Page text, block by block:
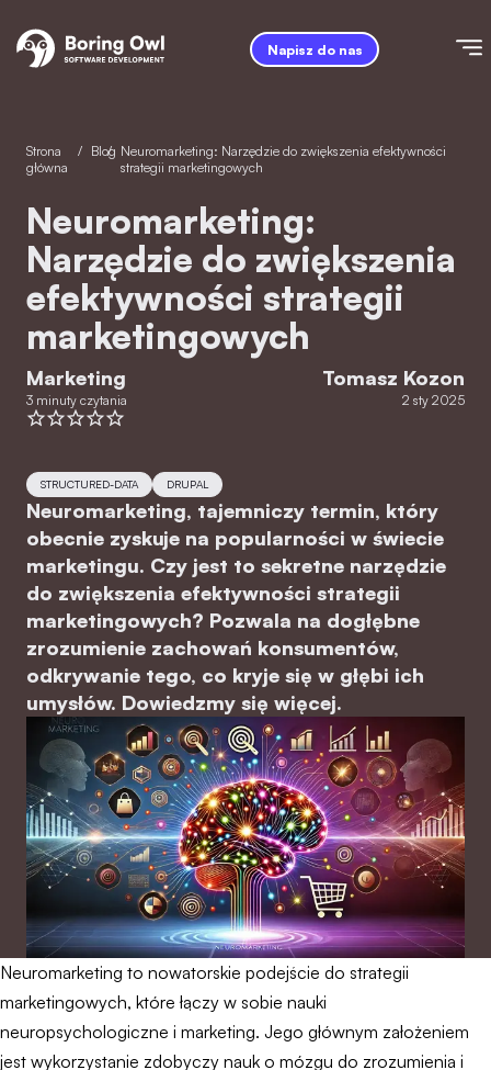
Napisz do nas
Strona
główna
/ Blog
/ Neuromarketing: Narzędzie do zwiększenia efektywności
strategii marketingowych
Neuromarketing:
Narzędzie do zwiększenia
efektywności strategii
marketingowych
Marketing
3 minuty czytania
Tomasz Kozon
2 sty 2025
STRUCTURED-DATA DRUPAL
Neuromarketing, tajemniczy termin, który
obecnie zyskuje na popularności w świecie
marketingu. Czy jest to sekretne narzędzie
do zwiększenia efektywności strategii
marketingowych? Pozwala na dogłębne
zrozumienie zachowań konsumentów,
odkrywanie tego, co kryje się w głębi ich
umysłów. Dowiedzmy się więcej.
Neuromarketing to nowatorskie podejście do strategii
marketingowych, które łączy w sobie nauki
neuropsychologiczne i marketing. Jego głównym założeniem
jest wykorzystanie zdobyczy nauk o mózgu do zrozumienia i